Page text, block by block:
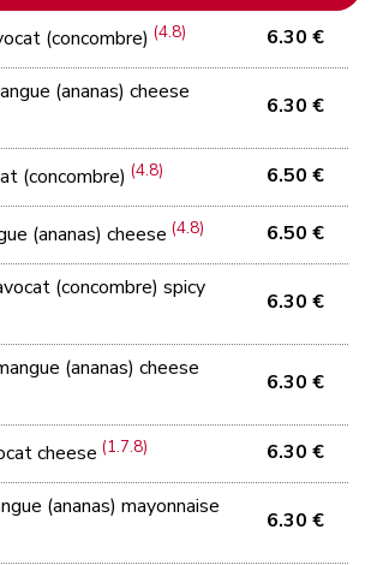
(concombre)(4.8) 6.30 €
(ananas) cheese
6.30 €
(concombre)(4.8) 6.50 €
(ananas) cheese(4.8) 6.50 €
(concombre) spicy
6.30 €
(ananas) cheese
6.30 €
cheese(1.7.8) 6.30 €
(ananas) mayonnaise
6.30 €